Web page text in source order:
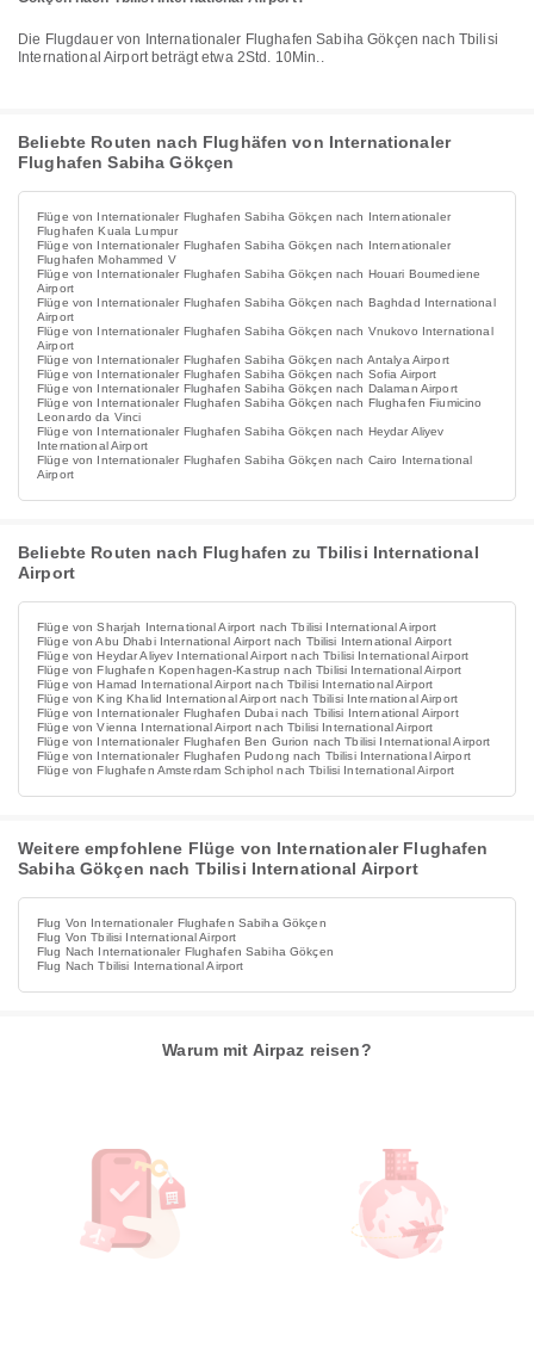
Die Flugdauer von Internationaler Flughafen Sabiha Gökçen nach Tbilisi
International Airport beträgt etwa 2Std. 10Min..
Beliebte Routen nach Flughäfen von Internationaler
Flughafen Sabiha Gökçen
Flüge von Internationaler Flughafen Sabiha Gökçen nach Internationaler
Flughafen Kuala Lumpur
Flüge von Internationaler Flughafen Sabiha Gökçen nach Internationaler
Flughafen Mohammed V
Flüge von Internationaler Flughafen Sabiha Gökçen nach Houari Boumediene
Airport
Flüge von Internationaler Flughafen Sabiha Gökçen nach Baghdad International
Airport
Flüge von Internationaler Flughafen Sabiha Gökçen nach Vnukovo International
Airport
Flüge von Internationaler Flughafen Sabiha Gökçen nach Antalya Airport
Flüge von Internationaler Flughafen Sabiha Gökçen nach Sofia Airport
Flüge von Internationaler Flughafen Sabiha Gökçen nach Dalaman Airport
Flüge von Internationaler Flughafen Sabiha Gökçen nach Flughafen Fiumicino
Leonardo da Vinci
Flüge von Internationaler Flughafen Sabiha Gökçen nach Heydar Aliyev
International Airport
Flüge von Internationaler Flughafen Sabiha Gökçen nach Cairo International
Airport
Beliebte Routen nach Flughafen zu Tbilisi International
Airport
Flüge von Sharjah International Airport nach Tbilisi International Airport
Flüge von Abu Dhabi International Airport nach Tbilisi International Airport
Flüge von Heydar Aliyev International Airport nach Tbilisi International Airport
Flüge von Flughafen Kopenhagen-Kastrup nach Tbilisi International Airport
Flüge von Hamad International Airport nach Tbilisi International Airport
Flüge von King Khalid International Airport nach Tbilisi International Airport
Flüge von Internationaler Flughafen Dubai nach Tbilisi International Airport
Flüge von Vienna International Airport nach Tbilisi International Airport
Flüge von Internationaler Flughafen Ben Gurion nach Tbilisi International Airport
Flüge von Internationaler Flughafen Pudong nach Tbilisi International Airport
Flüge von Flughafen Amsterdam Schiphol nach Tbilisi International Airport
Weitere empfohlene Flüge von Internationaler Flughafen
Sabiha Gökçen nach Tbilisi International Airport
Flug Von Internationaler Flughafen Sabiha Gökçen
Flug Von Tbilisi International Airport
Flug Nach Internationaler Flughafen Sabiha Gökçen
Flug Nach Tbilisi International Airport
Warum mit Airpaz reisen?